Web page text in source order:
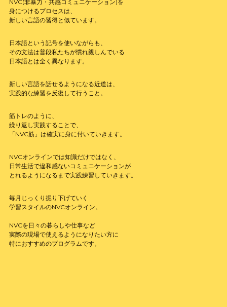
NVC(非暴力・共感コミュニケーション)を
身につけるプロセスは、
新しい言語の習得と似ています。
日本語という記号を使いながらも、
その文法は普段私たちが慣れ親しんでいる
日本語とは全く異なります。
新しい言語を話せるようになる近道は、
実践的な練習を反復して行うこと。
筋トレのように、
繰り返し実践することで、
「NVC筋」は確実に身に付いていきます。
NVCオンラインでは知識だけではなく、
日常生活で違和感ないコミュニケーションが
とれるようになるまで実践練習していきます。
毎月じっくり掘り下げていく
学習スタイルのNVCオンライン。
NVCを日々の暮らしや仕事など
実際の現場で使えるようになりたい方に
特におすすめのプログラムです。